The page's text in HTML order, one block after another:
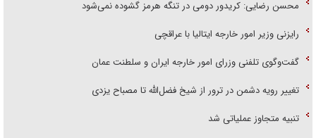
محسن رضایی: کریدور دومی در تنگه هرمز گشوده نمی‌شود
رایزنی وزیر امور خارجه ایتالیا با عراقچی
گفت‌وگوی تلفنی وزرای امور خارجه ایران و سلطنت عمان
تغییر رویه دشمن در ترور از شیخ فضل‌الله تا مصباح یزدی
تنبیه متجاوز عملیاتی شد